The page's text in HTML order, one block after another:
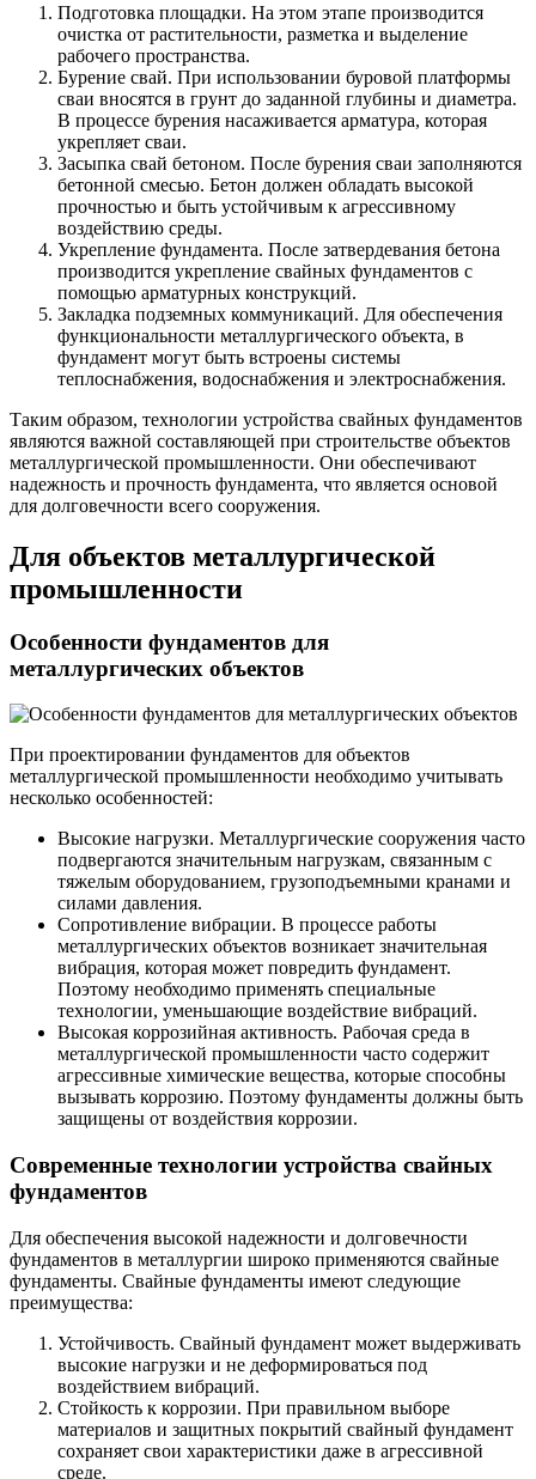
Подготовка площадки. На этом этапе производится
очистка от растительности, разметка и выделение
рабочего пространства.
Бурение свай. При использовании буровой платформы
сваи вносятся в грунт до заданной глубины и диаметра.
В процессе бурения насаживается арматура, которая
укрепляет сваи.
Засыпка свай бетоном. После бурения сваи заполняются
бетонной смесью. Бетон должен обладать высокой
прочностью и быть устойчивым к агрессивному
воздействию среды.
Укрепление фундамента. После затвердевания бетона
производится укрепление свайных фундаментов с
помощью арматурных конструкций.
Закладка подземных коммуникаций. Для обеспечения
функциональности металлургического объекта, в
фундамент могут быть встроены системы
теплоснабжения, водоснабжения и электроснабжения.
Таким образом, технологии устройства свайных фундаментов
являются важной составляющей при строительстве объектов
металлургической промышленности. Они обеспечивают
надежность и прочность фундамента, что является основой
для долговечности всего сооружения.
Для объектов металлургической
промышленности
Особенности фундаментов для
металлургических объектов
При проектировании фундаментов для объектов
металлургической промышленности необходимо учитывать
несколько особенностей:
Высокие нагрузки. Металлургические сооружения часто
подвергаются значительным нагрузкам, связанным с
тяжелым оборудованием, грузоподъемными кранами и
силами давления.
Сопротивление вибрации. В процессе работы
металлургических объектов возникает значительная
вибрация, которая может повредить фундамент.
Поэтому необходимо применять специальные
технологии, уменьшающие воздействие вибраций.
Высокая коррозийная активность. Рабочая среда в
металлургической промышленности часто содержит
агрессивные химические вещества, которые способны
вызывать коррозию. Поэтому фундаменты должны быть
защищены от воздействия коррозии.
Современные технологии устройства свайных
фундаментов
Для обеспечения высокой надежности и долговечности
фундаментов в металлургии широко применяются свайные
фундаменты. Свайные фундаменты имеют следующие
преимущества:
Устойчивость. Свайный фундамент может выдерживать
высокие нагрузки и не деформироваться под
воздействием вибраций.
Стойкость к коррозии. При правильном выборе
материалов и защитных покрытий свайный фундамент
сохраняет свои характеристики даже в агрессивной
среде.